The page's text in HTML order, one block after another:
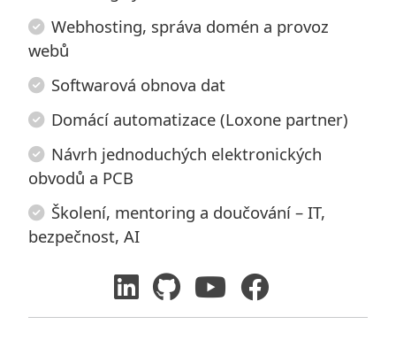
Webhosting, správa domén a provoz
webů
Softwarová obnova dat
Domácí automatizace (Loxone partner)
Návrh jednoduchých elektronických
obvodů a PCB
Školení, mentoring a doučování – IT,
bezpečnost, AI